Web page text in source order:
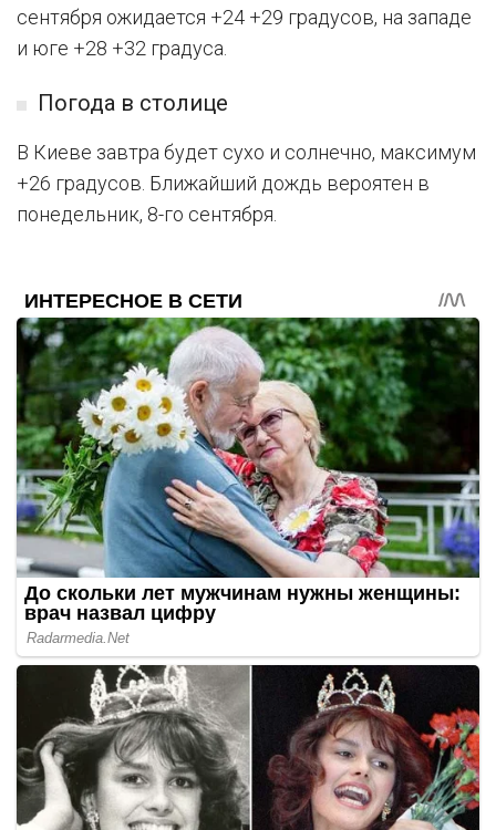
сентября ожидается +24 +29 градусов, на западе
и юге +28 +32 градуса.
Погода в столице
В Киеве завтра будет сухо и солнечно, максимум
+26 градусов. Ближайший дождь вероятен в
понедельник, 8-го сентября.